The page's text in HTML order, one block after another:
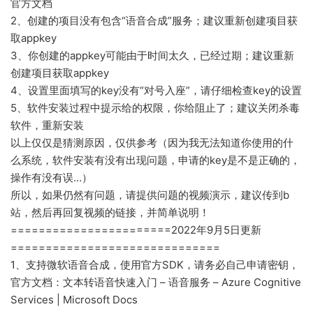
官方文档
2、创建的项目没有包含“语音合成”服务；建议重新创建项目获
取appkey
3、你创建的appkey可能由于时间太久，已经过期；建议重新
创建项目获取appkey
4、设置里面填写的key没有“对号入座”，请仔细检查key的设置
5、软件安装过程中提示给的权限，你给阻止了；建议关闭杀毒
软件，重新安装
以上仅仅是猜测原因，仅供参考（因为我无法知道你使用的什
么系统，软件安装有没有出现问题，申请的key是不是正确的，
操作有没有误…）
所以，如果仍然有问题，请提供问题的视频演示，建议传到b
站，然后再回复视频的链接，并简单说明！
=======================2022年9月5日更新
==============================
1、支持微软语音合成，使用官方SDK，请务必自己申请密钥，
官方文档：文本转语音快速入门 – 语音服务 – Azure Cognitive
Services | Microsoft Docs